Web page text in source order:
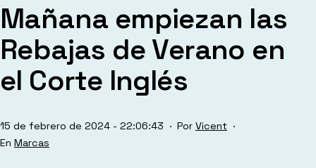
Mañana empiezan las
Rebajas de Verano en
el Corte Inglés
Publicada
el
15 de febrero de 2024 - 22:06:43 Por Vicent
Categorizado
Marcas